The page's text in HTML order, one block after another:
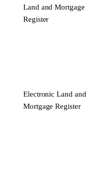
Land and Mortgage
Register
Electronic Land and
Mortgage Register